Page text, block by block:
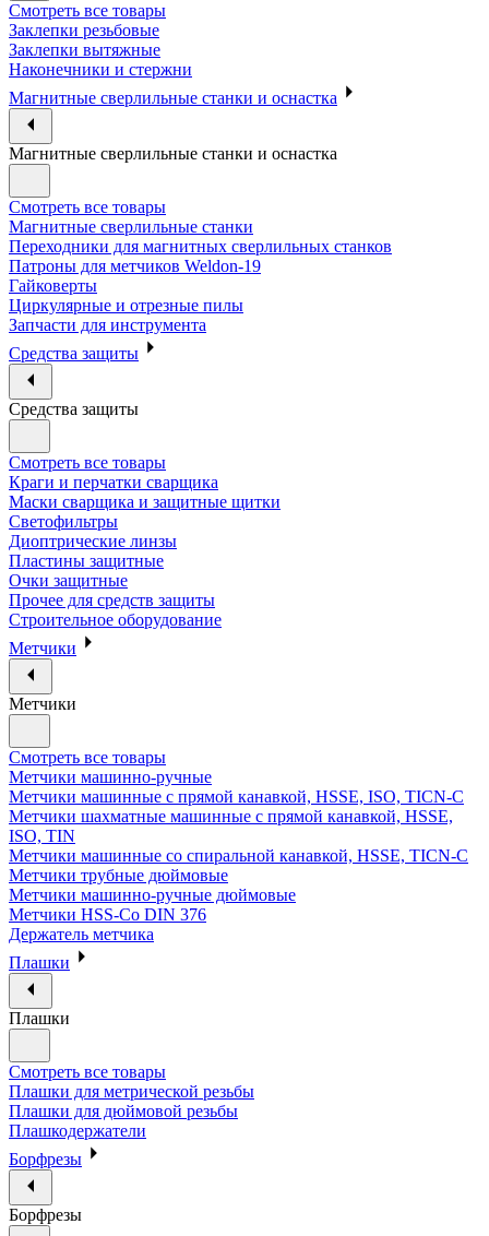
Смотреть все товары
Заклепки резьбовые
Заклепки вытяжные
Наконечники и стержни
Магнитные сверлильные станки и оснастка
Магнитные сверлильные станки и оснастка
Смотреть все товары
Магнитные сверлильные станки
Переходники для магнитных сверлильных станков
Патроны для метчиков Weldon-19
Гайковерты
Циркулярные и отрезные пилы
Запчасти для инструмента
Средства защиты
Средства защиты
Смотреть все товары
Краги и перчатки сварщика
Маски сварщика и защитные щитки
Светофильтры
Диоптрические линзы
Пластины защитные
Очки защитные
Прочее для средств защиты
Строительное оборудование
Метчики
Метчики
Смотреть все товары
Метчики машинно-ручные
Метчики машинные с прямой канавкой, HSSE, ISO, TICN-C
Метчики шахматные машинные с прямой канавкой, HSSE,
ISO, TIN
Метчики машинные со спиральной канавкой, HSSE, TICN-C
Метчики трубные дюймовые
Метчики машинно-ручные дюймовые
Метчики HSS-Co DIN 376
Держатель метчика
Плашки
Плашки
Смотреть все товары
Плашки для метрической резьбы
Плашки для дюймовой резьбы
Плашкодержатели
Борфрезы
Борфрезы